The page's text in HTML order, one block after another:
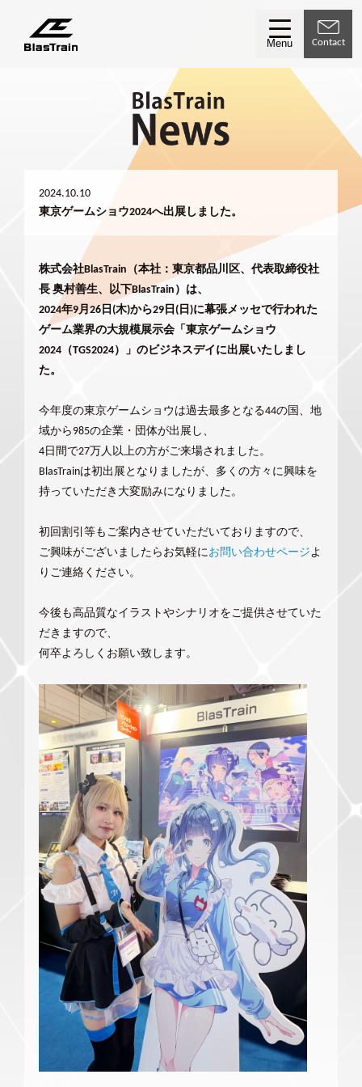
Menu Contact
2024.10.10
東京ゲームショウ2024へ出展しました。
株式会社BlasTrain（本社：東京都品川区、代表取締役社
長 奥村善生、以下BlasTrain）は、
2024年9月26日(木)から29日(日)に幕張メッセで行われた
ゲーム業界の大規模展示会「東京ゲームショウ
2024（TGS2024）」のビジネスデイに出展いたしまし
た。
今年度の東京ゲームショウは過去最多となる44の国、地
域から985の企業・団体が出展し、
4日間で27万人以上の方がご来場されました。
BlasTrainは初出展となりましたが、多くの方々に興味を
持っていただき大変励みになりました。
初回割引等もご案内させていただいておりますので、
ご興味がございましたらお気軽にお問い合わせページよ
りご連絡ください。
今後も高品質なイラストやシナリオをご提供させていた
だきますので、
何卒よろしくお願い致します。